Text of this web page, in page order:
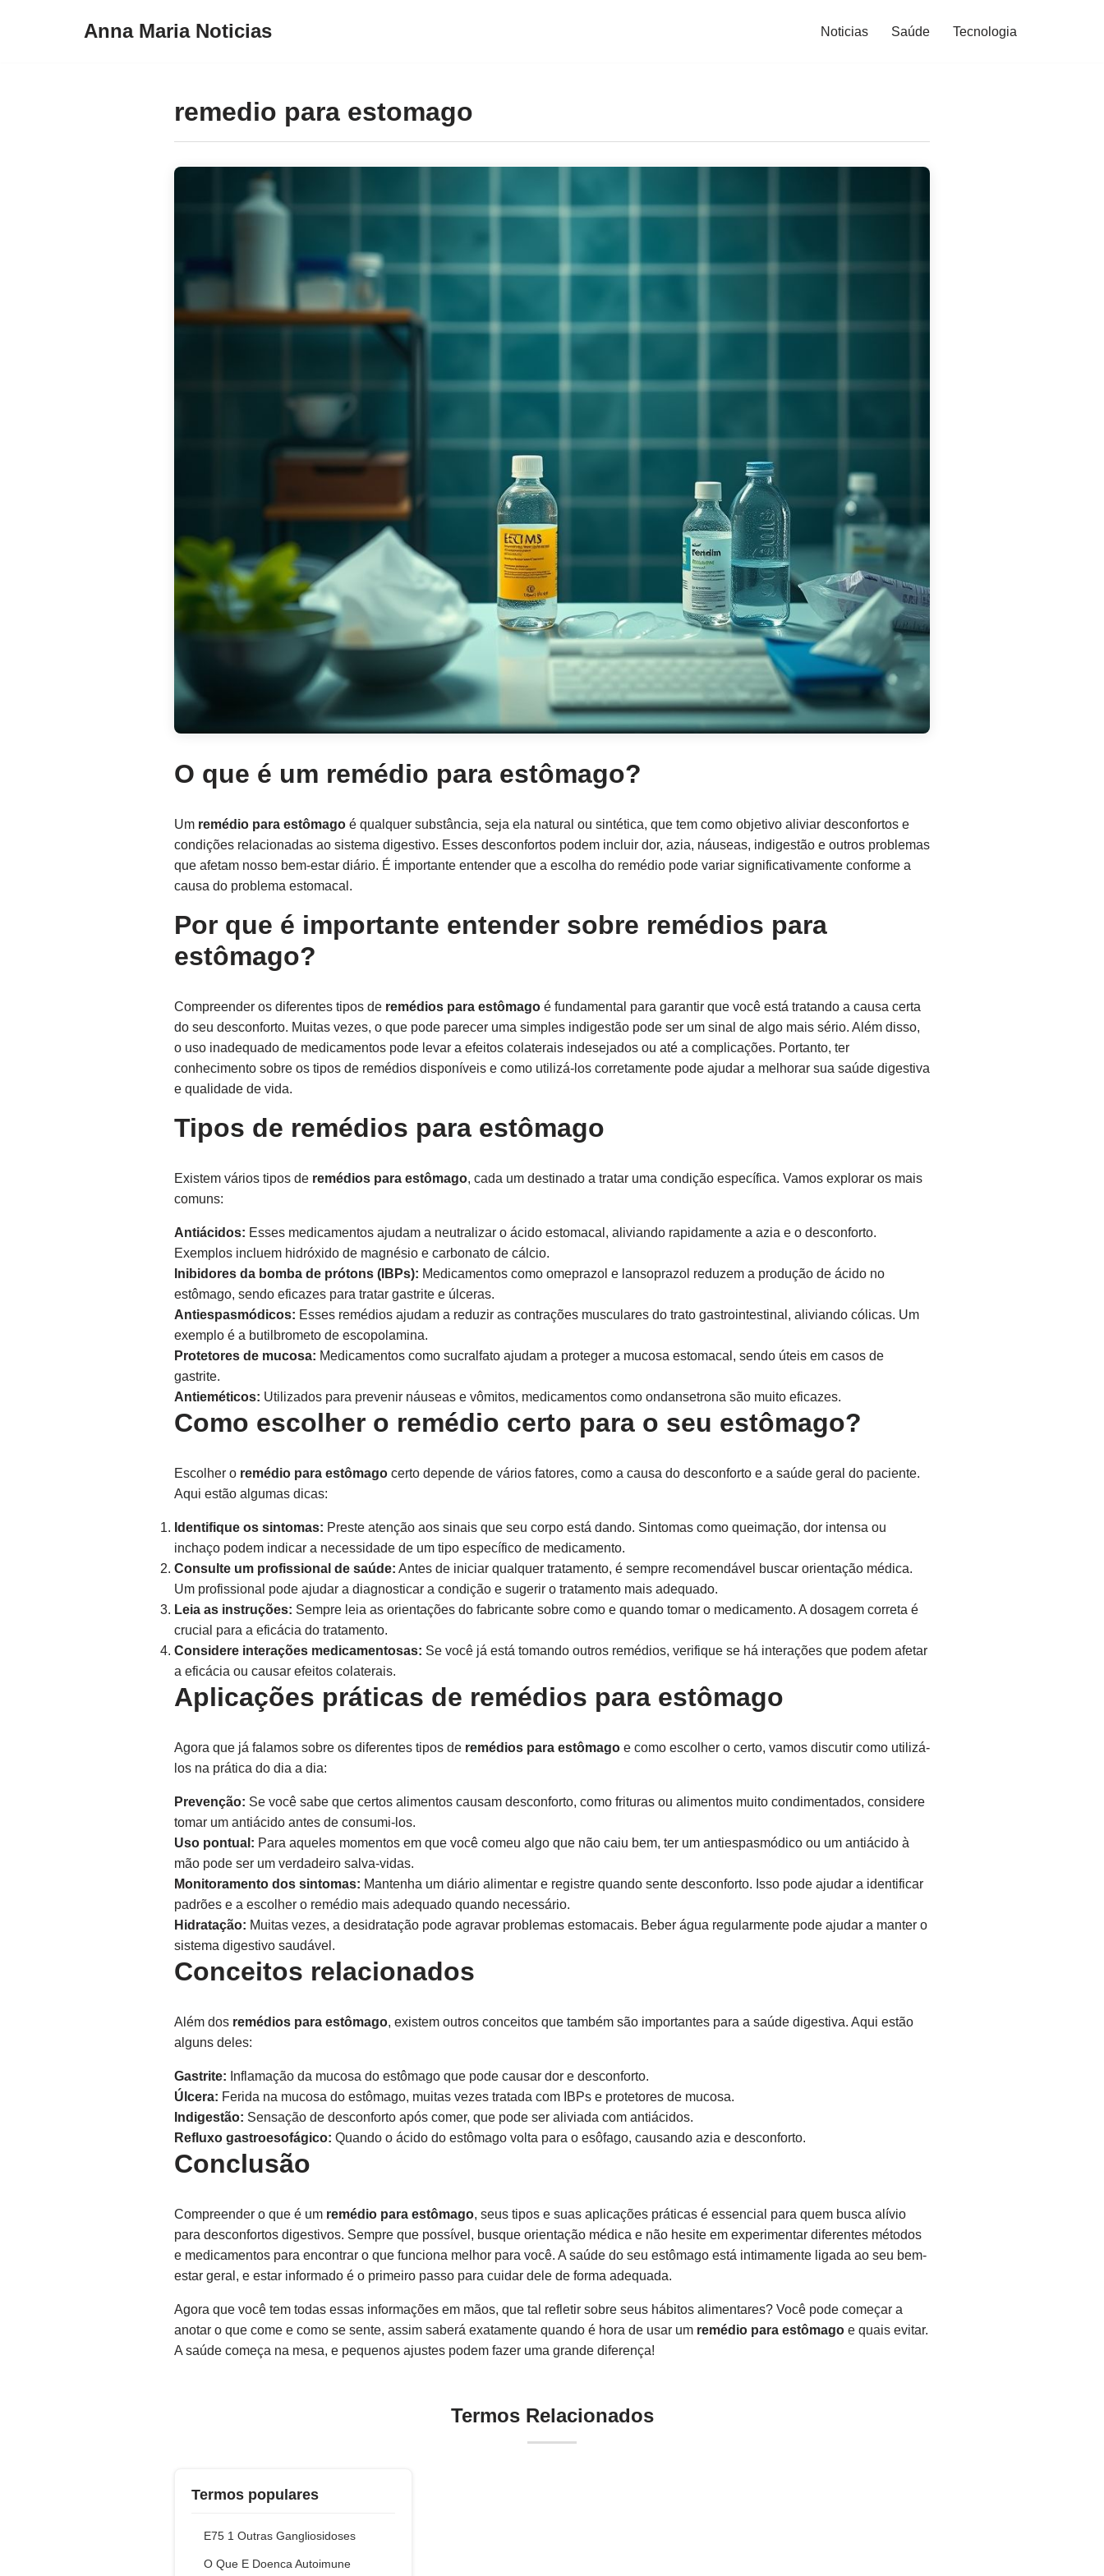
Anna Maria Noticias Noticias Saúde Tecnologia
remedio para estomago
O que é um remédio para estômago?
Um remédio para estômago é qualquer substância, seja ela natural ou sintética, que tem como objetivo aliviar desconfortos e
condições relacionadas ao sistema digestivo. Esses desconfortos podem incluir dor, azia, náuseas, indigestão e outros problemas
que afetam nosso bem-estar diário. É importante entender que a escolha do remédio pode variar significativamente conforme a
causa do problema estomacal.
Por que é importante entender sobre remédios para
estômago?
Compreender os diferentes tipos de remédios para estômago é fundamental para garantir que você está tratando a causa certa
do seu desconforto. Muitas vezes, o que pode parecer uma simples indigestão pode ser um sinal de algo mais sério. Além disso,
o uso inadequado de medicamentos pode levar a efeitos colaterais indesejados ou até a complicações. Portanto, ter
conhecimento sobre os tipos de remédios disponíveis e como utilizá-los corretamente pode ajudar a melhorar sua saúde digestiva
e qualidade de vida.
Tipos de remédios para estômago
Existem vários tipos de remédios para estômago, cada um destinado a tratar uma condição específica. Vamos explorar os mais
comuns:
Antiácidos: Esses medicamentos ajudam a neutralizar o ácido estomacal, aliviando rapidamente a azia e o desconforto.
Exemplos incluem hidróxido de magnésio e carbonato de cálcio.
Inibidores da bomba de prótons (IBPs): Medicamentos como omeprazol e lansoprazol reduzem a produção de ácido no
estômago, sendo eficazes para tratar gastrite e úlceras.
Antiespasmódicos: Esses remédios ajudam a reduzir as contrações musculares do trato gastrointestinal, aliviando cólicas. Um
exemplo é a butilbrometo de escopolamina.
Protetores de mucosa: Medicamentos como sucralfato ajudam a proteger a mucosa estomacal, sendo úteis em casos de
gastrite.
Antieméticos: Utilizados para prevenir náuseas e vômitos, medicamentos como ondansetrona são muito eficazes.
Como escolher o remédio certo para o seu estômago?
Escolher o remédio para estômago certo depende de vários fatores, como a causa do desconforto e a saúde geral do paciente.
Aqui estão algumas dicas:
Identifique os sintomas: Preste atenção aos sinais que seu corpo está dando. Sintomas como queimação, dor intensa ou
inchaço podem indicar a necessidade de um tipo específico de medicamento.
Consulte um profissional de saúde: Antes de iniciar qualquer tratamento, é sempre recomendável buscar orientação médica.
Um profissional pode ajudar a diagnosticar a condição e sugerir o tratamento mais adequado.
Leia as instruções: Sempre leia as orientações do fabricante sobre como e quando tomar o medicamento. A dosagem correta é
crucial para a eficácia do tratamento.
Considere interações medicamentosas: Se você já está tomando outros remédios, verifique se há interações que podem afetar
a eficácia ou causar efeitos colaterais.
Aplicações práticas de remédios para estômago
Agora que já falamos sobre os diferentes tipos de remédios para estômago e como escolher o certo, vamos discutir como utilizá-
los na prática do dia a dia:
Prevenção: Se você sabe que certos alimentos causam desconforto, como frituras ou alimentos muito condimentados, considere
tomar um antiácido antes de consumi-los.
Uso pontual: Para aqueles momentos em que você comeu algo que não caiu bem, ter um antiespasmódico ou um antiácido à
mão pode ser um verdadeiro salva-vidas.
Monitoramento dos sintomas: Mantenha um diário alimentar e registre quando sente desconforto. Isso pode ajudar a identificar
padrões e a escolher o remédio mais adequado quando necessário.
Hidratação: Muitas vezes, a desidratação pode agravar problemas estomacais. Beber água regularmente pode ajudar a manter o
sistema digestivo saudável.
Conceitos relacionados
Além dos remédios para estômago, existem outros conceitos que também são importantes para a saúde digestiva. Aqui estão
alguns deles:
Gastrite: Inflamação da mucosa do estômago que pode causar dor e desconforto.
Úlcera: Ferida na mucosa do estômago, muitas vezes tratada com IBPs e protetores de mucosa.
Indigestão: Sensação de desconforto após comer, que pode ser aliviada com antiácidos.
Refluxo gastroesofágico: Quando o ácido do estômago volta para o esôfago, causando azia e desconforto.
Conclusão
Compreender o que é um remédio para estômago, seus tipos e suas aplicações práticas é essencial para quem busca alívio
para desconfortos digestivos. Sempre que possível, busque orientação médica e não hesite em experimentar diferentes métodos
e medicamentos para encontrar o que funciona melhor para você. A saúde do seu estômago está intimamente ligada ao seu bem-
estar geral, e estar informado é o primeiro passo para cuidar dele de forma adequada.
Agora que você tem todas essas informações em mãos, que tal refletir sobre seus hábitos alimentares? Você pode começar a
anotar o que come e como se sente, assim saberá exatamente quando é hora de usar um remédio para estômago e quais evitar.
A saúde começa na mesa, e pequenos ajustes podem fazer uma grande diferença!
Termos Relacionados
Termos populares
E75 1 Outras Gangliosidoses
O Que E Doenca Autoimune